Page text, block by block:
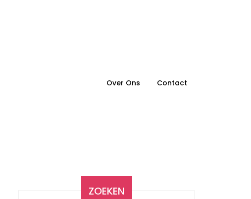
Over Ons Contact
ZOEKEN